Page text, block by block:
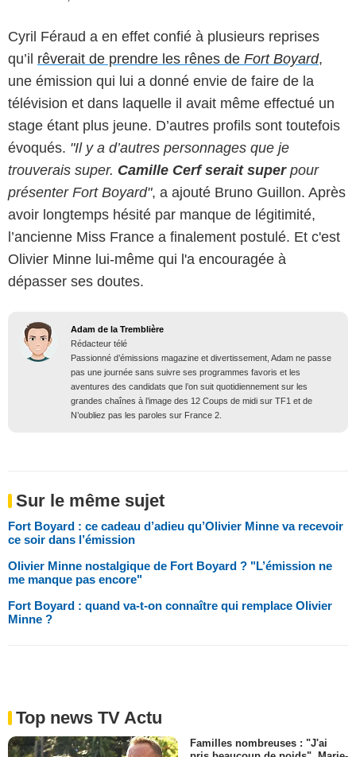
Cyril Féraud a en effet confié à plusieurs reprises
qu’il rêverait de prendre les rênes de Fort Boyard,
une émission qui lui a donné envie de faire de la
télévision et dans laquelle il avait même effectué un
stage étant plus jeune. D’autres profils sont toutefois
évoqués. "Il y a d’autres personnages que je
trouverais super. Camille Cerf serait super pour
présenter Fort Boyard", a ajouté Bruno Guillon. Après
avoir longtemps hésité par manque de légitimité,
l’ancienne Miss France a finalement postulé. Et c'est
Olivier Minne lui-même qui l'a encouragée à
dépasser ses doutes.
Adam de la Tremblière
Rédacteur télé
Passionné d’émissions magazine et divertissement, Adam ne passe
pas une journée sans suivre ses programmes favoris et les
aventures des candidats que l’on suit quotidiennement sur les
grandes chaînes à l’image des 12 Coups de midi sur TF1 et de
N’oubliez pas les paroles sur France 2.
Sur le même sujet
Fort Boyard : ce cadeau d’adieu qu’Olivier Minne va recevoir
ce soir dans l’émission
Olivier Minne nostalgique de Fort Boyard ? "L’émission ne
me manque pas encore"
Fort Boyard : quand va-t-on connaître qui remplace Olivier
Minne ?
Top news TV Actu
Familles nombreuses : "J'ai